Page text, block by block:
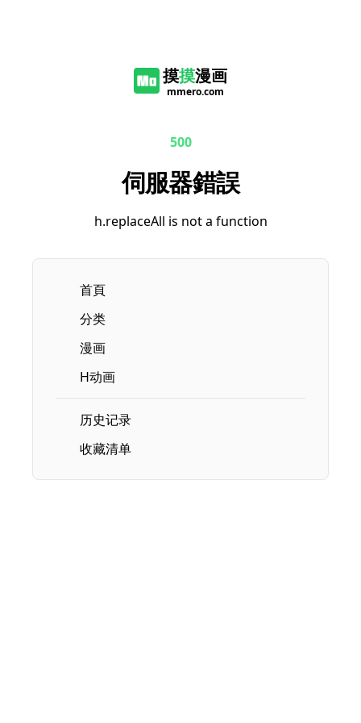
摸摸漫画
mmero.com
500
伺服器錯誤
h.replaceAll is not a function
首頁
分类
漫画
H动画
历史记录
收藏清单